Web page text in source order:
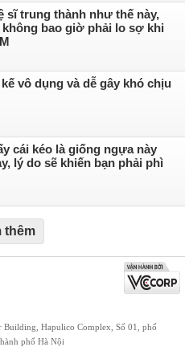
sĩ trung thành như thế này,
bao giờ phải lo sợ khi
vô dụng và dễ gây khó chịu
cái kéo là giống ngựa này
lý do sẽ khiến bạn phải phì
thêm
Building, Hapulico Complex, Số 01, phố
phố Hà Nội